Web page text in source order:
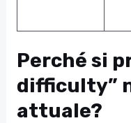
Perché si
difficulty”
attuale?